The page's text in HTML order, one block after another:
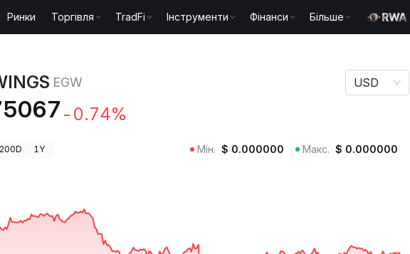
Ринки Торгівля TradFi Інструменти Фінанси Більше
EGW
-0.74%
USD
200D 1Y Мін. $ 0.000000 Макс. $ 0.000000